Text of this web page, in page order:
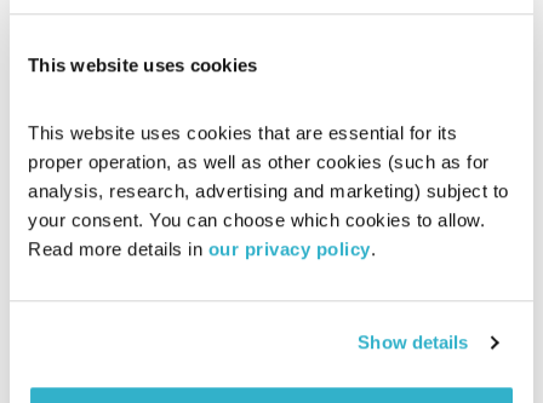
This website uses cookies
This website uses cookies that are essential for its
proper operation, as well as other cookies (such as for
analysis, research, advertising and marketing) subject to
your consent. You can choose which cookies to allow.
Read more details in our privacy policy.
Show details
אסימונים
ענת קלו לברון
17.06.13
00:59:39
"לנוח בהוויה אמתית, כמו אדם נינוח שמטלותיו נסתיימו, הגוף
והנפש נחים בכל דרך נוחה אפשרית" (לוֹגְצֵ'ן רַבְּגָ'ם 1308-1363)